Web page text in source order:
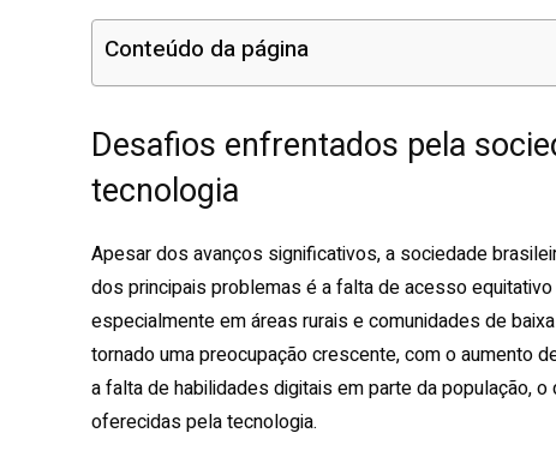
Conteúdo da página
Desafios enfrentados pela
tecnologia
Apesar dos avanços significativos, a sociedade
dos principais problemas é a falta de acesso
especialmente em áreas rurais e comunidades de
tornado uma preocupação crescente, com o aumento
a falta de habilidades digitais em parte da população,
oferecidas pela tecnologia.